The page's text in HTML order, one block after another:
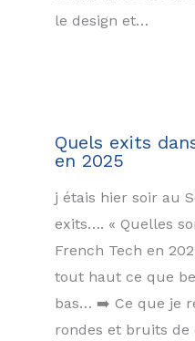
le design et…
Quels exits
en 2025
j étais hier soir au
exits…. « Quelles
French Tech en
tout haut ce que
bas… ➡️ Ce que je
rondes et bruits